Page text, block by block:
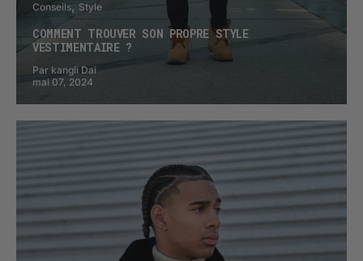
Conseils Style
COMMENT TROUVER SON PROPRE STYLE
VESTIMENTAIRE ?
Par kangli Dai
mai 07, 2024